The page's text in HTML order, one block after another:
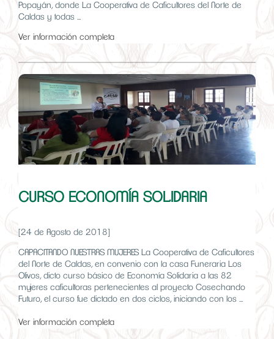
Popayán, donde La Cooperativa de Caficultores del Norte de
Caldas y todas ...
Ver información completa
CURSO ECONOMÍA SOLIDARIA
[24 de Agosto de 2018]
CAPACITANDO NUESTRAS MUJERES La Cooperativa de Caficultores
del Norte de Caldas, en convenio con la casa Funeraria Los
Olivos, dicto curso básico de Economía Solidaria a las 82
mujeres caficultoras pertenecientes al proyecto Cosechando
Futuro, el curso fue dictado en dos ciclos, iniciando con los ...
Ver información completa